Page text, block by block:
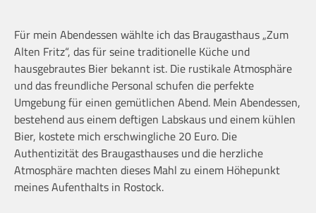
Für mein Abendessen wählte ich das Braugasthaus „Zum
Alten Fritz“, das für seine traditionelle Küche und
hausgebrautes Bier bekannt ist. Die rustikale Atmosphäre
und das freundliche Personal schufen die perfekte
Umgebung für einen gemütlichen Abend. Mein Abendessen,
bestehend aus einem deftigen Labskaus und einem kühlen
Bier, kostete mich erschwingliche 20 Euro. Die
Authentizität des Braugasthauses und die herzliche
Atmosphäre machten dieses Mahl zu einem Höhepunkt
meines Aufenthalts in Rostock.